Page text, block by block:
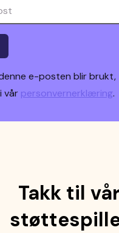
e-posten blir brukt,
vår personvernerklæring.
Takk til